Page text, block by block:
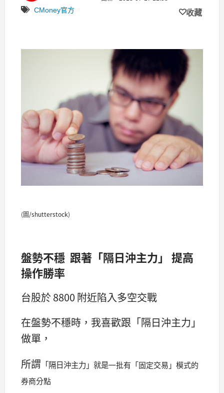
CMoney官方 收藏
(圖/shutterstock)
盤勢不穩 跟著「隔日沖主力」 提高
操作勝率
台股於 8800 附近陷入多空交戰
在盤勢不穩時，我喜歡跟「隔日沖主力」
做單，
所謂 「隔日沖主力」就是一批有「固定交易」模式的
券商分點